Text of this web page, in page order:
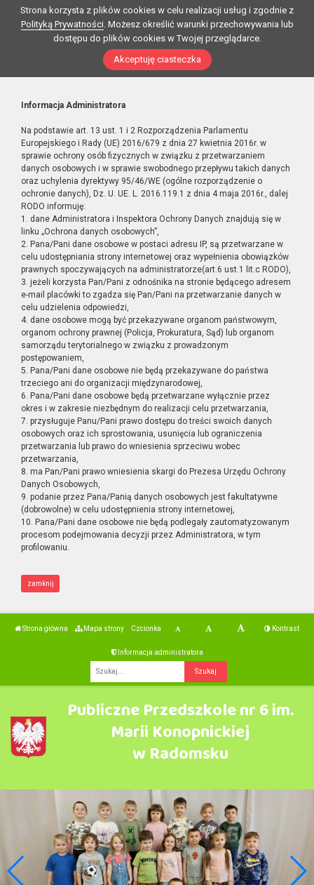
Strona korzysta z plików cookies w celu realizacji usług i zgodnie z
Polityką Prywatności. Możesz określić warunki przechowywania lub
dostępu do plików cookies w Twojej przeglądarce.
Akceptuję ciasteczka
Informacja Administratora
Na podstawie art. 13 ust. 1 i 2 Rozporządzenia Parlamentu
Europejskiego i Rady (UE) 2016/679 z dnia 27 kwietnia 2016r. w
sprawie ochrony osób fizycznych w związku z przetwarzaniem
danych osobowych i w sprawie swobodnego przepływu takich danych
oraz uchylenia dyrektywy 95/46/WE (ogólne rozporządzenie o
ochronie danych), Dz. U. UE. L. 2016.119.1 z dnia 4 maja 2016r., dalej
RODO informuję:
1. dane Administratora i Inspektora Ochrony Danych znajdują się w
linku „Ochrona danych osobowych”,
2. Pana/Pani dane osobowe w postaci adresu IP, są przetwarzane w
celu udostępniania strony internetowej oraz wypełnienia obowiązków
prawnych spoczywających na administratorze(art.6 ust.1 lit.c RODO),
3. jeżeli korzysta Pan/Pani z odnośnika na stronie będącego adresem
e-mail placówki to zgadza się Pan/Pani na przetwarzanie danych w
celu udzielenia odpowiedzi,
4. dane osobowe mogą być przekazywane organom państwowym,
organom ochrony prawnej (Policja, Prokuratura, Sąd) lub organom
samorządu terytorialnego w związku z prowadzonym
postępowaniem,
5. Pana/Pani dane osobowe nie będą przekazywane do państwa
trzeciego ani do organizacji międzynarodowej,
6. Pana/Pani dane osobowe będą przetwarzane wyłącznie przez
okres i w zakresie niezbędnym do realizacji celu przetwarzania,
7. przysługuje Panu/Pani prawo dostępu do treści swoich danych
osobowych oraz ich sprostowania, usunięcia lub ograniczenia
przetwarzania lub prawo do wniesienia sprzeciwu wobec
przetwarzania,
8. ma Pan/Pani prawo wniesienia skargi do Prezesa Urzędu Ochrony
Danych Osobowych,
9. podanie przez Pana/Panią danych osobowych jest fakultatywne
(dobrowolne) w celu udostępnienia strony internetowej,
10. Pana/Pani dane osobowe nie będą podlegały zautomatyzowanym
procesom podejmowania decyzji przez Administratora, w tym
profilowaniu.
zamknij
Strona główna Mapa strony Czcionka Kontrast
Informacja administratora
Publiczne Przedszkole nr 6 im.
Marii Konopnickiej
w Radomsku